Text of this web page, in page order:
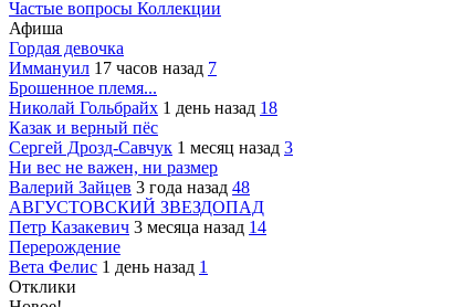
Частые вопросы Коллекции
Афиша
Гордая девочка
Иммануил 17 часов назад 7
Брошенное племя...
Николай Гольбрайх 1 день назад 18
Казак и верный пёс
Сергей Дрозд-Савчук 1 месяц назад 3
Ни вес не важен, ни размер
Валерий Зайцев 3 года назад 48
АВГУСТОВСКИЙ ЗВЕЗДОПАД
Петр Казакевич 3 месяца назад 14
Перерождение
Вета Фелис 1 день назад 1
Отклики